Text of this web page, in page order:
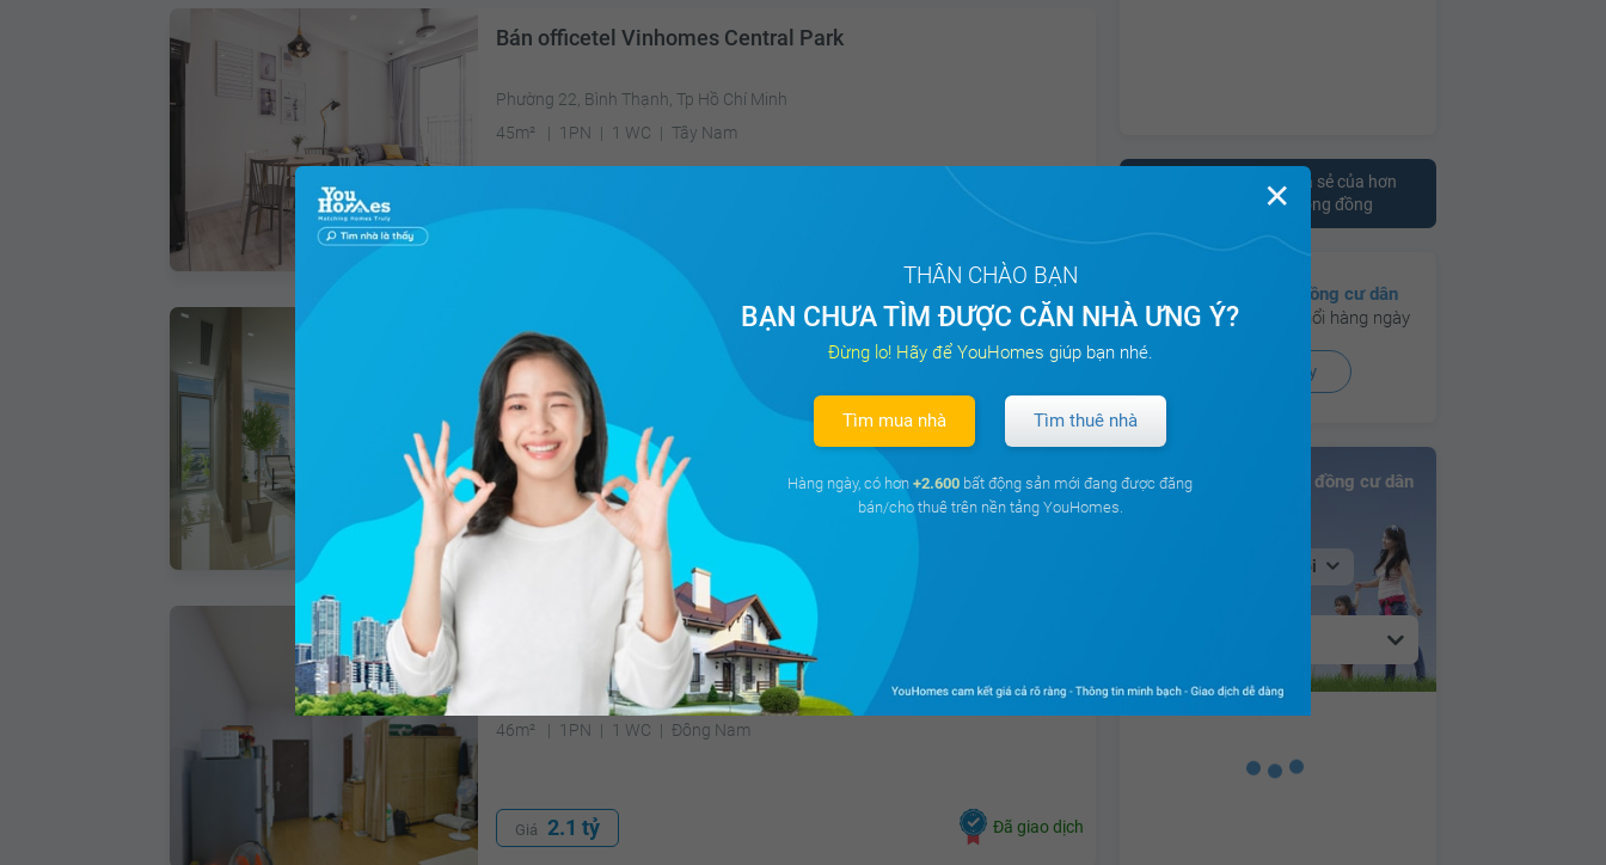
Bán officetel Vinhomes Central Park
Phường 22, Bình Thạnh, Tp Hồ Chí Minh
45m²
1PN 1 WC Tây Nam
Bán officetel Vinhomes Golden River
Bến Nghé, Quận 1, Tp Hồ Chí Minh
45m²
1PN 1 WC Tây Nam
Giá từ 3.2 tỷ Thương lượng
Bán officetel Khu căn hộ The Sun Avenue
An Phú, Quận 2, Hồ Chí Minh
46m²
1PN 1 WC Đông Nam
Giá 2.1 tỷ Đã giao dịch
Tham khảo ý kiến chia sẻ của hơn
10.000 cư dân trên cộng đồng
130 cộng đồng cư dân
đang hoạt động sôi nổi hàng ngày
Xem ngay
Bảng xếp hạng Cộng đồng cư dân
Tại Hà Nội
✕
THÂN CHÀO BẠN
BẠN CHƯA TÌM ĐƯỢC CĂN NHÀ ƯNG Ý?
Đừng lo! Hãy để YouHomes giúp bạn nhé.
Tìm mua nhà Tìm thuê nhà
Hàng ngày, có hơn +2.600 bất động sản mới đang được đăng
bán/cho thuê trên nền tảng YouHomes.